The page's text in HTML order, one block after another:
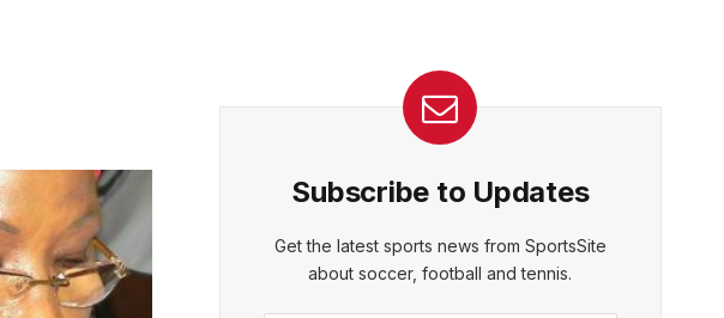
Subscribe to Updates
Get the latest sports news from SportsSite
about soccer, football and tennis.